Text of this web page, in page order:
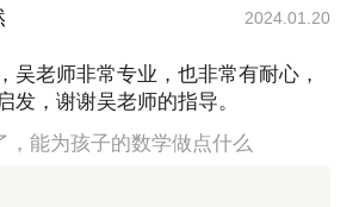
2024.01.20
吴老师非常专业，也非常有耐心，
发，谢谢吴老师的指导。
，能为孩子的数学做点什么